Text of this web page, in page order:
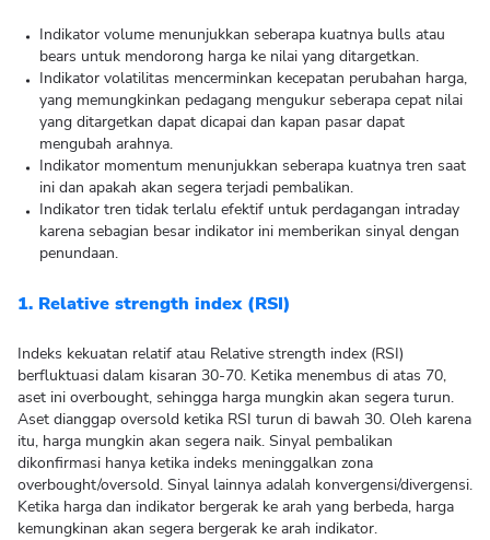
Indikator volume menunjukkan seberapa kuatnya bulls atau
bears untuk mendorong harga ke nilai yang ditargetkan.
Indikator volatilitas mencerminkan kecepatan perubahan harga,
yang memungkinkan pedagang mengukur seberapa cepat nilai
yang ditargetkan dapat dicapai dan kapan pasar dapat
mengubah arahnya.
Indikator momentum menunjukkan seberapa kuatnya tren saat
ini dan apakah akan segera terjadi pembalikan.
Indikator tren tidak terlalu efektif untuk perdagangan intraday
karena sebagian besar indikator ini memberikan sinyal dengan
penundaan.
1. Relative strength index (RSI)
Indeks kekuatan relatif atau Relative strength index (RSI)
berfluktuasi dalam kisaran 30-70. Ketika menembus di atas 70,
aset ini overbought, sehingga harga mungkin akan segera turun.
Aset dianggap oversold ketika RSI turun di bawah 30. Oleh karena
itu, harga mungkin akan segera naik. Sinyal pembalikan
dikonfirmasi hanya ketika indeks meninggalkan zona
overbought/oversold. Sinyal lainnya adalah konvergensi/divergensi.
Ketika harga dan indikator bergerak ke arah yang berbeda, harga
kemungkinan akan segera bergerak ke arah indikator.